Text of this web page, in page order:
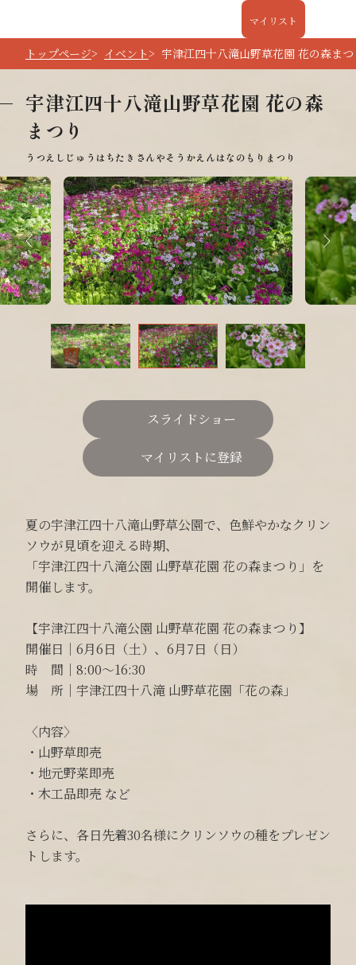
マイリスト
トップページ イベント 宇津江四十八滝山野草花園 花の森ま
宇津江四十八滝山野草花園 花の森
まつり
夏の宇津江四十八滝山野草公園で、色鮮やかなクリン
ソウが見頃を迎える時期、
「宇津江四十八滝公園 山野草花園 花の森まつり」を
開催します。
【宇津江四十八滝公園 山野草花園 花の森まつり】
開催日｜6月6日（土）、6月7日（日）
時 間｜8:00～16:30
場 所｜宇津江四十八滝 山野草花園「花の森」
〈内容〉
・山野草即売
・地元野菜即売
・木工品即売 など
さらに、各日先着30名様にクリンソウの種をプレゼン
トします。
スライドショー
マイリストに登録